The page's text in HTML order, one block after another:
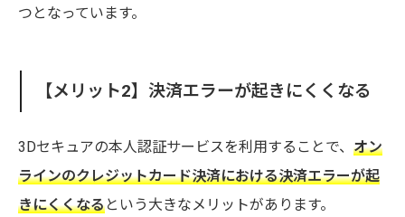
つとなっています。
【メリット2】決済エラーが起きにくくなる
3Dセキュアの本人認証サービスを利用することで、 オン
ラインのクレジットカード決済における決済エラーが起
きにくくなるという大きなメリットがあります。